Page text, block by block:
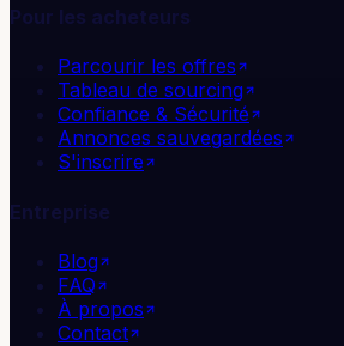
Pour les acheteurs
Parcourir les offres
Tableau de sourcing
Confiance & Sécurité
Annonces sauvegardées
S'inscrire
Entreprise
Blog
FAQ
À propos
Contact